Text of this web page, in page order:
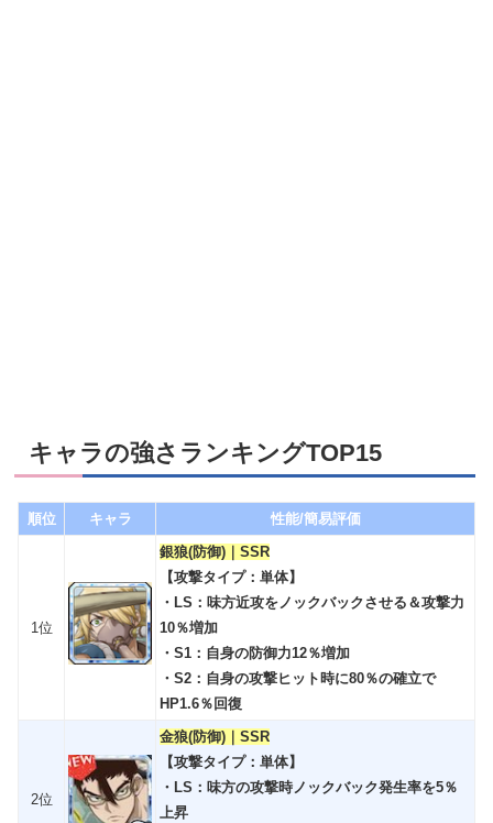
キャラの強さランキングTOP15
順位 キャラ 性能/簡易評価
1位
銀狼(防御)｜SSR
【攻撃タイプ：単体】
・LS：味方近攻をノックバックさせる＆攻撃力
10％増加
・S1：自身の防御力12％増加
・S2：自身の攻撃ヒット時に80％の確立で
HP1.6％回復
2位
金狼(防御)｜SSR
【攻撃タイプ：単体】
・LS：味方の攻撃時ノックバック発生率を5％
上昇